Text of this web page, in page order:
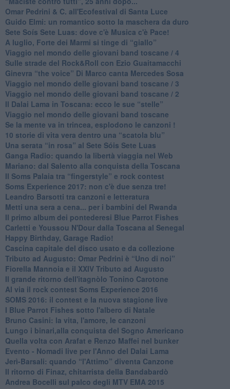
​Omar Pedrini & C. all'Ecofestival di Santa Luce
Guido Elmi: un romantico sotto la maschera da duro
Sete Soís Sete Luas: dove c'è Musica c'è Pace!
​A luglio, Forte dei Marmi si tinge di “giallo”
Viaggio nel mondo delle giovani band toscane / 4
Sulle strade del Rock&Roll con Ezio Guaitamacchi
​Ginevra “the voice” Di Marco canta Mercedes Sosa
Viaggio nel mondo delle giovani band toscane / 3
​Viaggio nel mondo delle giovani band toscane / 2
Il Dalai Lama in Toscana: ecco le sue “stelle”
Viaggio nel mondo delle giovani band toscane
Se la mente va in trincea, esplodono le canzoni !
​10 storie di vita vera dentro una “scatola blu”
​Una serata “in rosa” al Sete Sóis Sete Luas
Ganga Radio: quando la libertà viaggia nel Web
Mariano: dal Salento alla conquista della Toscana
​Il Soms Palaia tra “fingerstyle” e rock contest
Soms Experience 2017: non c'è due senza tre!
​Leandro Barsotti tra canzoni e letteratura
​Metti una sera a cena... per i bambini del Rwanda
​Il primo album dei pontederesi Blue Parrot Fishes
Carletti e Youssou N'Dour dalla Toscana al Senegal
Happy Birthday, Garage Radio!
​Cascina capitale del disco usato e da collezione
Tributo ad Augusto: Omar Pedrini è “Uno di noi”
​Fiorella Mannoia e il XXIV Tributo ad Augusto
Il grande ritorno dell'itagnòlo Tonino Carotone
​Al via il rock contest Soms Experience 2016
​SOMS 2016: il contest e la nuova stagione live
I Blue Parrot Fishes sotto l'albero di Natale
Bruno Casini: la vita, l'amore, le canzoni
​Lungo i binari,alla conquista del Sogno Americano
​Quella volta con Arafat e Renzo Maffei nel bunker
​Evento - Nomadi live per l'Anno del Dalai Lama
Jerì-Barsali: quando “l'Attimo” diventa Canzone
Il ritorno di Finaz, chitarrista della Bandabardò
Andrea Bocelli sul palco degli MTV EMA 2015